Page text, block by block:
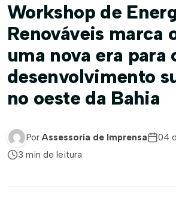
Workshop de
Renováveis marca
uma nova era para
desenvolvimento
no oeste da Bahia
Por Assessoria de Imprensa
04
3 min de leitura